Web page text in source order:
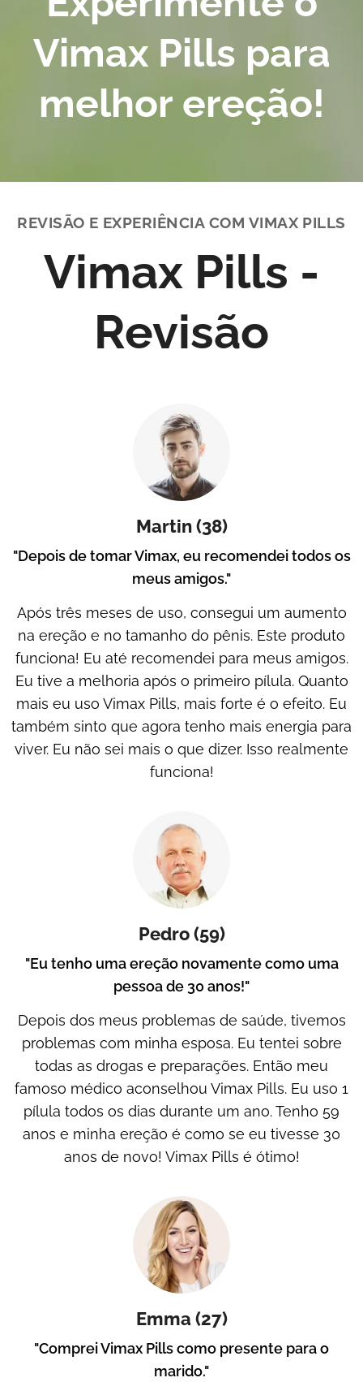
Vimax Pills para
melhor ereção!
REVISÃO E EXPERIÊNCIA COM VIMAX PILLS
Vimax Pills -
Revisão
Martin (38)
"Depois de tomar Vimax, eu recomendei todos os
meus amigos."
Após três meses de uso, consegui um aumento
na ereção e no tamanho do pênis. Este produto
funciona! Eu até recomendei para meus amigos.
Eu tive a melhoria após o primeiro pílula. Quanto
mais eu uso Vimax Pills, mais forte é o efeito. Eu
também sinto que agora tenho mais energia para
viver. Eu não sei mais o que dizer. Isso realmente
funciona!
Pedro (59)
"Eu tenho uma ereção novamente como uma
pessoa de 30 anos!"
Depois dos meus problemas de saúde, tivemos
problemas com minha esposa. Eu tentei sobre
todas as drogas e preparações. Então meu
famoso médico aconselhou Vimax Pills. Eu uso 1
pílula todos os dias durante um ano. Tenho 59
anos e minha ereção é como se eu tivesse 30
anos de novo! Vimax Pills é ótimo!
Emma (27)
"Comprei Vimax Pills como presente para o
marido."